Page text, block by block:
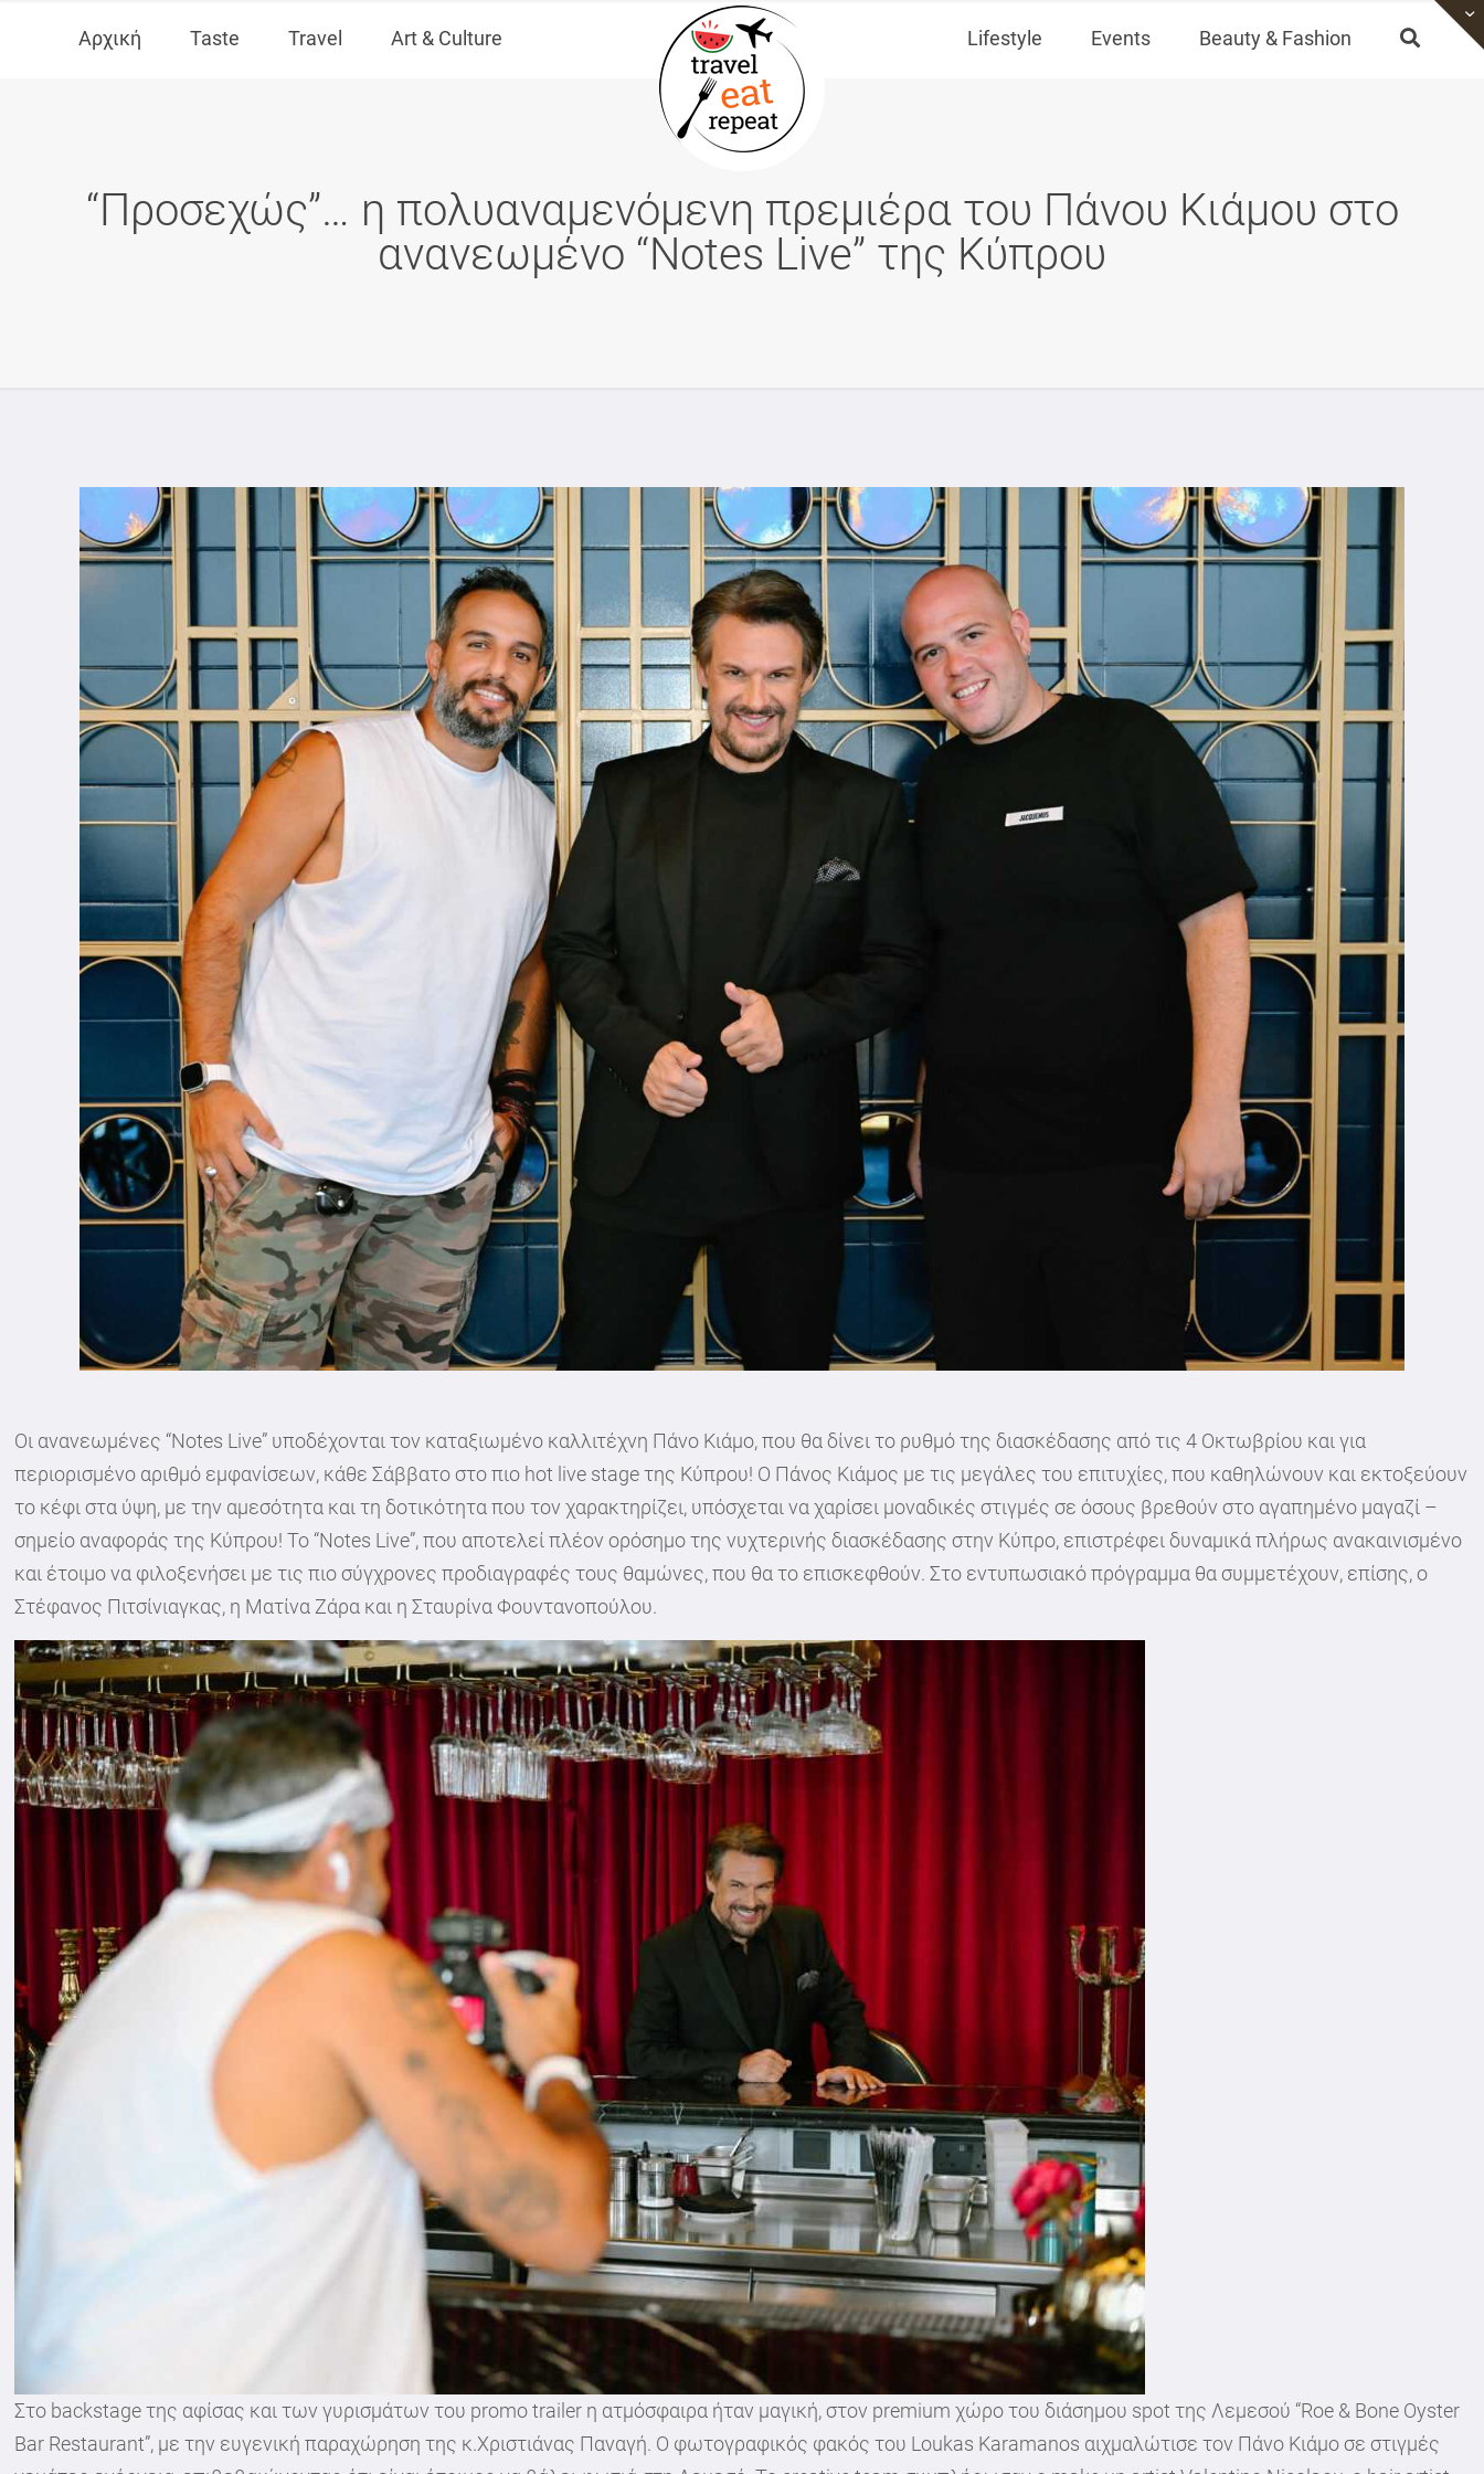
Αρχική Taste Travel Art & Culture Lifestyle Events Beauty & Fashion
“Προσεχώς”… η πολυαναμενόμενη πρεμιέρα του Πάνου Κιάμου στο
ανανεωμένο “Notes Live” της Κύπρου
Οι ανανεωμένες “Notes Live” υποδέχονται τον καταξιωμένο καλλιτέχνη Πάνο Κιάμο, που θα δίνει το ρυθμό της διασκέδασης από τις 4 Οκτωβρίου και για
περιορισμένο αριθμό εμφανίσεων, κάθε Σάββατο στο πιo hot live stage της Κύπρου! Ο Πάνος Κιάμος με τις μεγάλες του επιτυχίες, που καθηλώνουν και εκτοξεύουν
το κέφι στα ύψη, με την αμεσότητα και τη δοτικότητα που τον χαρακτηρίζει, υπόσχεται να χαρίσει μοναδικές στιγμές σε όσους βρεθούν στο αγαπημένο μαγαζί –
σημείο αναφοράς της Κύπρου! Το “Notes Live”, που αποτελεί πλέον ορόσημο της νυχτερινής διασκέδασης στην Κύπρο, επιστρέφει δυναμικά πλήρως ανακαινισμένο
και έτοιμο να φιλοξενήσει με τις πιο σύγχρονες προδιαγραφές τους θαμώνες, που θα το επισκεφθούν. Στο εντυπωσιακό πρόγραμμα θα συμμετέχουν, επίσης, ο
Στέφανος Πιτσίνιαγκας, η Ματίνα Ζάρα και η Σταυρίνα Φουντανοπούλου.
Στο backstage της αφίσας και των γυρισμάτων του promo trailer η ατμόσφαιρα ήταν μαγική, στον premium χώρο του διάσημου spot της Λεμεσού “Roe & Bone Oyster
Bar Restaurant”, με την ευγενική παραχώρηση της κ.Χριστιάνας Παναγή. Ο φωτογραφικός φακός του Loukas Karamanos αιχμαλώτισε τον Πάνο Κιάμο σε στιγμές